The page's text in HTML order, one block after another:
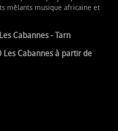
mêlants musique africaine et
Cabannes - Tarn
Les Cabannes à partir de